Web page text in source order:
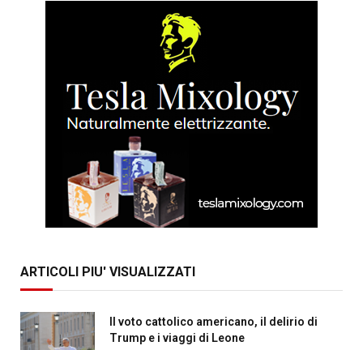
ARTICOLI PIU' VISUALIZZATI
Il voto cattolico americano, il delirio di
Trump e i viaggi di Leone